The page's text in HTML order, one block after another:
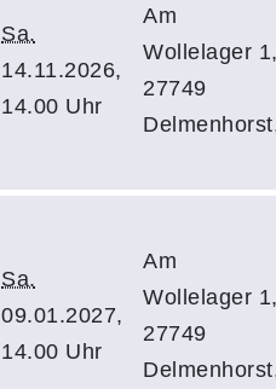
Sa.
14.11.2026,
14.00 Uhr
Am
Wollelager
27749
Sa.
09.01.2027,
14.00 Uhr
Am
Wollelager
27749